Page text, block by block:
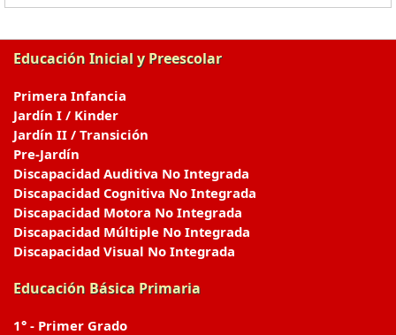
Educación Inicial y Preescolar
Primera Infancia
Jardín I / Kinder
Jardín II / Transición
Pre-Jardín
Discapacidad Auditiva No Integrada
Discapacidad Cognitiva No Integrada
Discapacidad Motora No Integrada
Discapacidad Múltiple No Integrada
Discapacidad Visual No Integrada
Educación Básica Primaria
1° - Primer Grado